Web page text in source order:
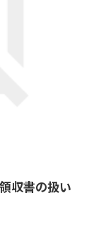
収書の扱い